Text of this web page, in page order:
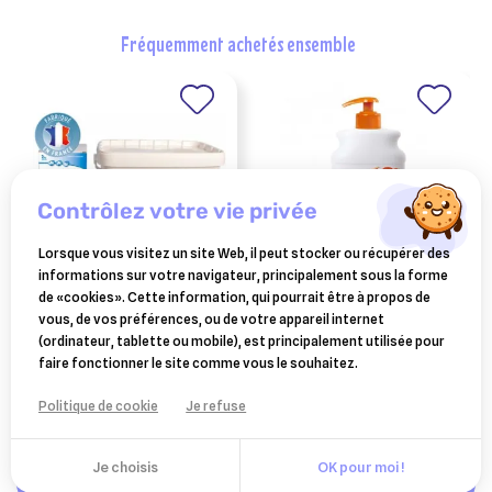
fréquemment achetés ensemble
BIMEDA
neobion lait seau 8 kg
124,40 €
CEVA SANTE ANIMALE
douxo s3 pyo shampooing
200 ml
15,37 €
contrôlez votre vie privée
Lorsque vous visitez un site Web, il peut stocker ou récupérer des
informations sur votre navigateur, principalement sous la forme
de «cookies». Cette information, qui pourrait être à propos de
vous, de vos préférences, ou de votre appareil internet
(ordinateur, tablette ou mobile), est principalement utilisée pour
faire fonctionner le site comme vous le souhaitez.
Politique de cookie Je refuse
Je choisis OK pour moi !